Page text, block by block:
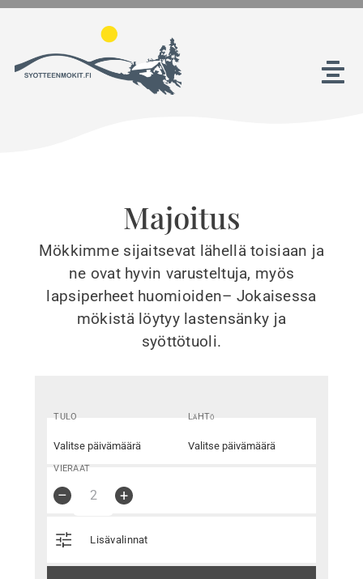
Skip
content
Tekemistä Syötteellä
Yhteystiedot
Majoitus
Mökkimme sijaitsevat lähellä toisiaan ja
ne ovat hyvin varusteltuja, myös
lapsiperheet huomioiden– Jokaisessa
mökistä löytyy lastensänky ja
syöttötuoli.
TULO LäHTö
VIERAAT
– +
Lisävalinnat